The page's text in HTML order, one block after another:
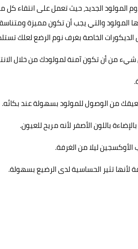
المولود الجديد، حيث تعمل على انتقاء كل
المولود والتي يجب أن تكون مميزة
الخاصة بغرف نوم الرضع لعلك
من أن تكون آمنة لمولودك من خلال